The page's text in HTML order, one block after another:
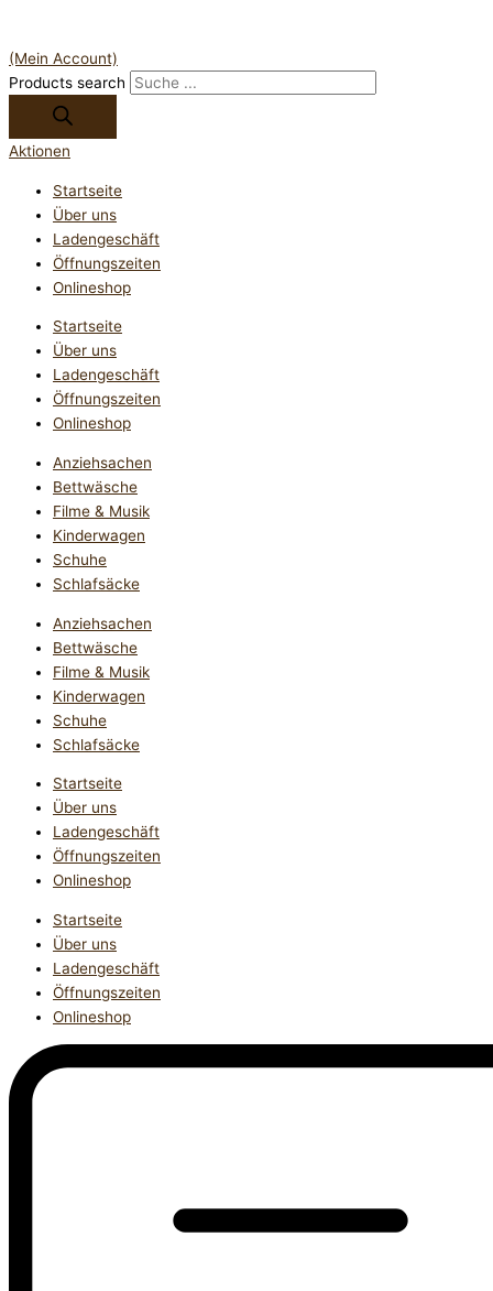
(Mein Account)
Products search
Aktionen
Startseite
Über uns
Ladengeschäft
Öffnungszeiten
Onlineshop
Startseite
Über uns
Ladengeschäft
Öffnungszeiten
Onlineshop
Anziehsachen
Bettwäsche
Filme & Musik
Kinderwagen
Schuhe
Schlafsäcke
Anziehsachen
Bettwäsche
Filme & Musik
Kinderwagen
Schuhe
Schlafsäcke
Startseite
Über uns
Ladengeschäft
Öffnungszeiten
Onlineshop
Startseite
Über uns
Ladengeschäft
Öffnungszeiten
Onlineshop